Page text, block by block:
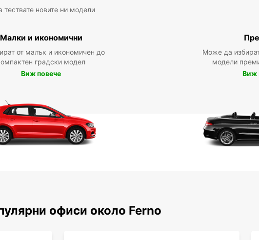
тествате новите ни модели
Малки и икономични
от малък и икономичен до
градски модел
Виж повече
Може да
модели
Виж
офиси около Ferno